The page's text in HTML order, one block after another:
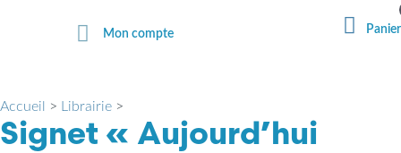
Mon compte Panier
Accueil > Librairie >
Signet « Aujourd’hui